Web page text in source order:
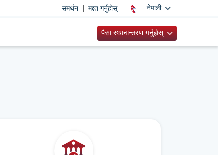
समर्थन मद्दत गर्नुहोस् नेपाली
पैसा स्थानान्तरण गर्नुहोस्